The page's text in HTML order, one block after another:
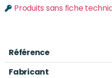
Produits sans fiche
Référence
Fabricant